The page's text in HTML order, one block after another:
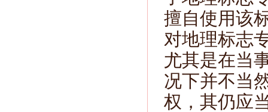
擅自使用该
对地理标志
尤其是在当
况下并不当
权，其仍应